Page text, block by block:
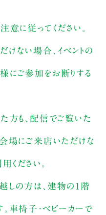
意に従ってください。
ない場合、イベントの
にご参加をお断りする
方も、配信でご覧いた
会場にご来店いただけな
ください。
しの方は、建物の1階
車椅子・ベビーカーで